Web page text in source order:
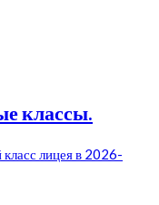
классы.